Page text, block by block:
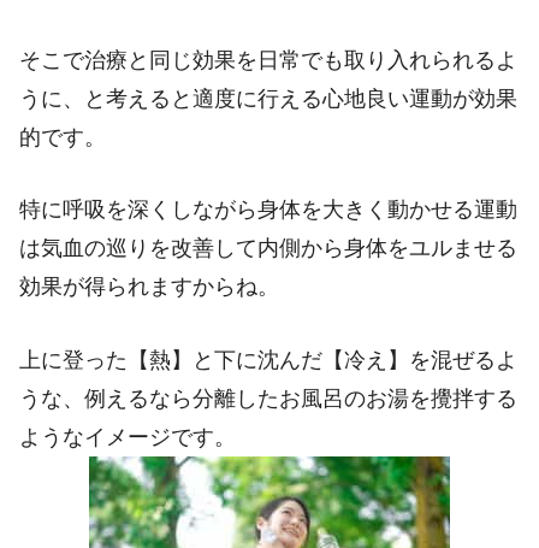
そこで治療と同じ効果を日常でも取り入れられるよ
うに、と考えると適度に行える心地良い運動が効果
的です。
特に呼吸を深くしながら身体を大きく動かせる運動
は気血の巡りを改善して内側から身体をユルませる
効果が得られますからね。
上に登った【熱】と下に沈んだ【冷え】を混ぜるよ
うな、例えるなら分離したお風呂のお湯を攪拌する
ようなイメージです。